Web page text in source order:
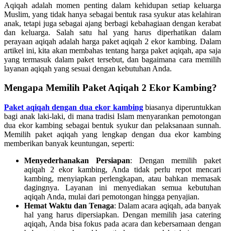
Aqiqah adalah momen penting dalam kehidupan setiap keluarga
Muslim, yang tidak hanya sebagai bentuk rasa syukur atas kelahiran
anak, tetapi juga sebagai ajang berbagi kebahagiaan dengan kerabat
dan keluarga. Salah satu hal yang harus diperhatikan dalam
perayaan aqiqah adalah harga paket aqiqah 2 ekor kambing. Dalam
artikel ini, kita akan membahas tentang harga paket aqiqah, apa saja
yang termasuk dalam paket tersebut, dan bagaimana cara memilih
layanan aqiqah yang sesuai dengan kebutuhan Anda.
Mengapa Memilih Paket Aqiqah 2 Ekor Kambing?
Paket aqiqah dengan dua ekor kambing biasanya diperuntukkan
bagi anak laki-laki, di mana tradisi Islam menyarankan pemotongan
dua ekor kambing sebagai bentuk syukur dan pelaksanaan sunnah.
Memilih paket aqiqah yang lengkap dengan dua ekor kambing
memberikan banyak keuntungan, seperti:
Menyederhanakan Persiapan: Dengan memilih paket
aqiqah 2 ekor kambing, Anda tidak perlu repot mencari
kambing, menyiapkan perlengkapan, atau bahkan memasak
dagingnya. Layanan ini menyediakan semua kebutuhan
aqiqah Anda, mulai dari pemotongan hingga penyajian.
Hemat Waktu dan Tenaga: Dalam acara aqiqah, ada banyak
hal yang harus dipersiapkan. Dengan memilih jasa catering
aqiqah, Anda bisa fokus pada acara dan kebersamaan dengan